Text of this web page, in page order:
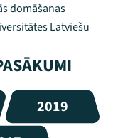
domāšanas
Latviešu
2019